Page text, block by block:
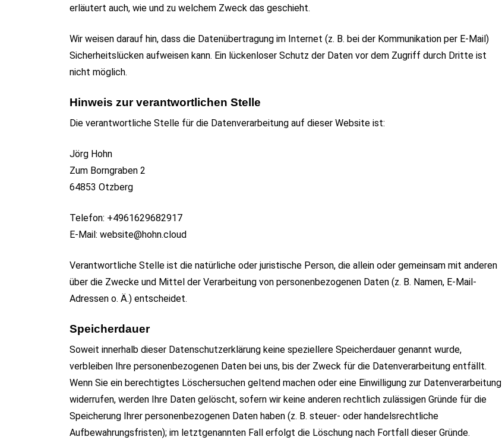
erläutert auch, wie und zu welchem Zweck das geschieht.
Wir weisen darauf hin, dass die Datenübertragung im Internet (z. B. bei der Kommunikation per E-Mail)
Sicherheitslücken aufweisen kann. Ein lückenloser Schutz der Daten vor dem Zugriff durch Dritte ist
nicht möglich.
Hinweis zur verantwortlichen Stelle
Die verantwortliche Stelle für die Datenverarbeitung auf dieser Website ist:
Jörg Hohn
Zum Borngraben 2
64853 Otzberg
Telefon: +4961629682917
E-Mail: website@hohn.cloud
Verantwortliche Stelle ist die natürliche oder juristische Person, die allein oder gemeinsam mit anderen
über die Zwecke und Mittel der Verarbeitung von personenbezogenen Daten (z. B. Namen, E-Mail-
Adressen o. Ä.) entscheidet.
Speicherdauer
Soweit innerhalb dieser Datenschutzerklärung keine speziellere Speicherdauer genannt wurde,
verbleiben Ihre personenbezogenen Daten bei uns, bis der Zweck für die Datenverarbeitung entfällt.
Wenn Sie ein berechtigtes Löschersuchen geltend machen oder eine Einwilligung zur Datenverarbeitung
widerrufen, werden Ihre Daten gelöscht, sofern wir keine anderen rechtlich zulässigen Gründe für die
Speicherung Ihrer personenbezogenen Daten haben (z. B. steuer- oder handelsrechtliche
Aufbewahrungsfristen); im letztgenannten Fall erfolgt die Löschung nach Fortfall dieser Gründe.